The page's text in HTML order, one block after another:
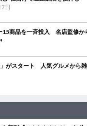
日
15商品を一斉投入 名店監修か
がスタート 人気グルメから